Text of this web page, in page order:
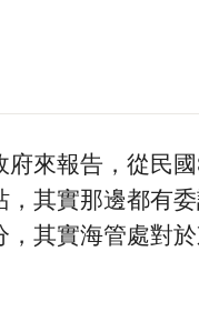
來報告，從民
其實那邊都有
其實海管處對